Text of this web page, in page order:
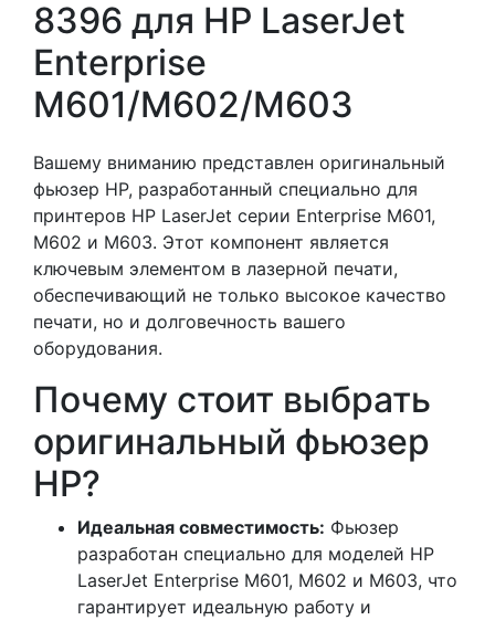
8396 для HP LaserJet
Enterprise
M601/M602/M603
Вашему вниманию представлен оригинальный
фьюзер HP, разработанный специально для
принтеров HP LaserJet серии Enterprise M601,
M602 и M603. Этот компонент является
ключевым элементом в лазерной печати,
обеспечивающий не только высокое качество
печати, но и долговечность вашего
оборудования.
Почему стоит выбрать
оригинальный фьюзер
HP?
Идеальная совместимость: Фьюзер
разработан специально для моделей HP
LaserJet Enterprise M601, M602 и M603, что
гарантирует идеальную работу и